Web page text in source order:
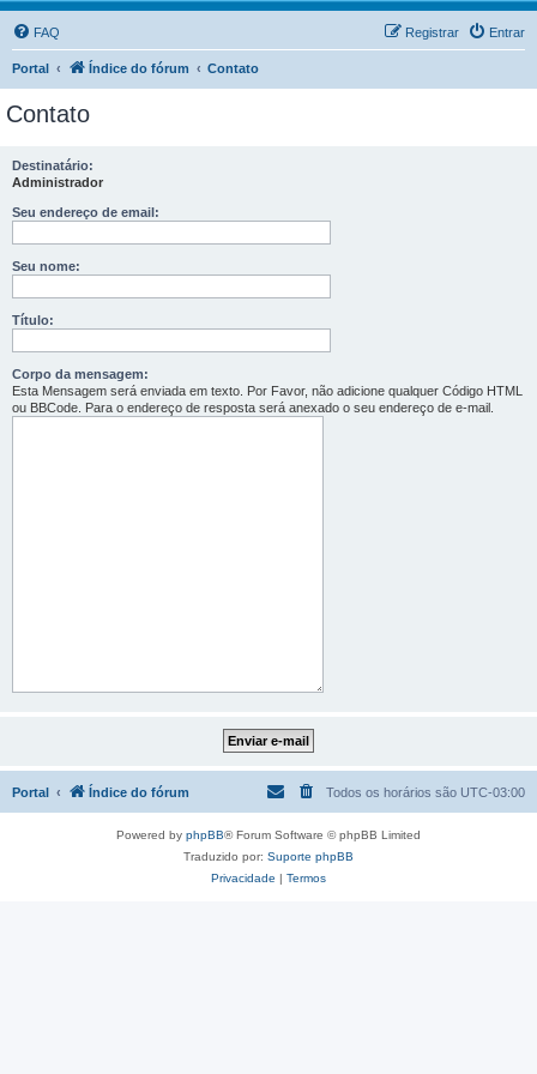
FAQ Entrar
Registrar
Portal Índice do fórum Contato
Contato
Destinatário:
Administrador
Seu endereço de email:
Seu nome:
Título:
Corpo da mensagem:
Esta Mensagem será enviada em texto. Por Favor, não adicione qualquer Código HTML
ou BBCode. Para o endereço de resposta será anexado o seu endereço de e-mail.
Portal Índice do fórum Todos os horários são UTC-03:00
Powered by phpBB® Forum Software © phpBB Limited
Traduzido por: Suporte phpBB
Privacidade | Termos